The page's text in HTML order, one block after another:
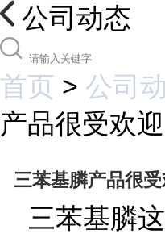
公司动态
首页 > 公司
产品很受欢迎
三苯基膦产品很
三苯基膦